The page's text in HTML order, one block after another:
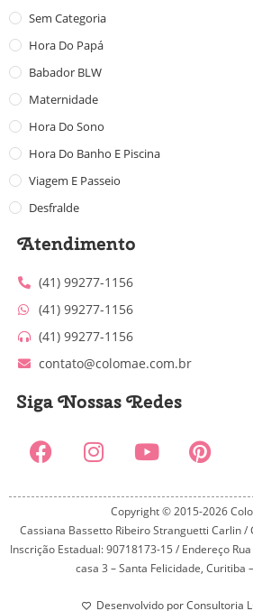
Sem Categoria
Hora Do Papá
Babador BLW
Maternidade
Hora Do Sono
Hora Do Banho E Piscina
Viagem E Passeio
Desfralde
Atendimento
(41) 99277-1156
(41) 99277-1156
(41) 99277-1156
contato@colomae.com.br
Siga Nossas Redes
Copyright © 2015-2026
Cassiana Bassetto Ribeiro Stranguetti Carlin /
Inscrição Estadual: 90718173-15 / Endereço
casa 3 – Santa Felicidade, Curitiba
Desenvolvido por Consultoria